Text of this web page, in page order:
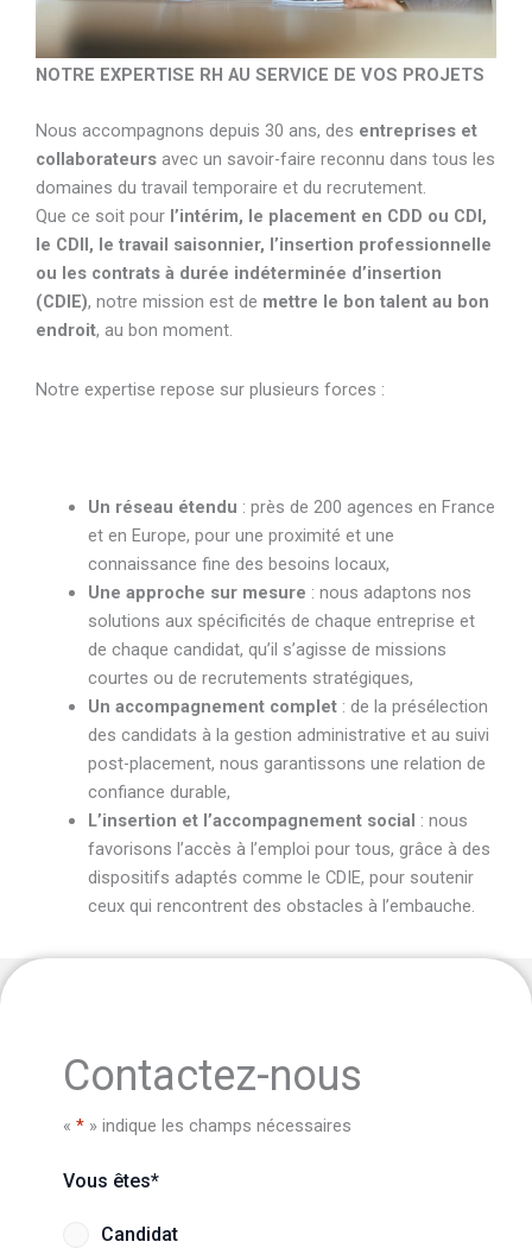
NOTRE EXPERTISE RH AU SERVICE DE VOS PROJETS
Nous accompagnons depuis 30 ans, des entreprises et
collaborateurs avec un savoir-faire reconnu dans tous les
domaines du travail temporaire et du recrutement.
Que ce soit pour l’intérim, le placement en CDD ou CDI,
le CDII, le travail saisonnier, l’insertion professionnelle
ou les contrats à durée indéterminée d’insertion
(CDIE), notre mission est de mettre le bon talent au bon
endroit, au bon moment.
Notre expertise repose sur plusieurs forces :
Un réseau étendu : près de 200 agences en France
et en Europe, pour une proximité et une
connaissance fine des besoins locaux,
Une approche sur mesure : nous adaptons nos
solutions aux spécificités de chaque entreprise et
de chaque candidat, qu’il s’agisse de missions
courtes ou de recrutements stratégiques,
Un accompagnement complet: de la présélection
des candidats à la gestion administrative et au suivi
post-placement, nous garantissons une relation de
confiance durable,
L’insertion et l’accompagnement social : nous
favorisons l’accès à l’emploi pour tous, grâce à des
dispositifs adaptés comme le CDIE, pour soutenir
ceux qui rencontrent des obstacles à l’embauche.
Contactez-nous
« *» indique les champs nécessaires
Vous êtes*
Candidat